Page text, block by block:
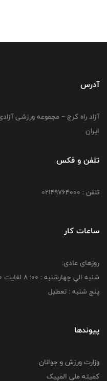
آدرس
آزاد راه کرج – مجموعه ورزشی
ایران
تلفن و فکس
تلفن : 02149764000
ساعات کار
روزهای عادی:
شنبه الي چهارشنبه : 00: 8 لغايت 16:00
پنج شنبه : تعطیل
پیوندها
وزارت ورزش و جوانان
کمیته ملی المپیک